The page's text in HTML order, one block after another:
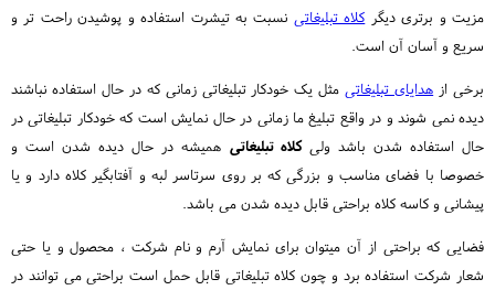
مزیت و برتری دیگر کلاه تبلیغاتی نسبت به تیشرت استفاده و پوشیدن راحت تر و
سریع و آسان آن است.
برخی از هدایای تبلیغاتیمثل یک خودکار تبلیغاتی زمانی که در حال استفاده نباشند
دیده نمی شوند و در واقع تبلیغ ما زمانی در حال نمایش است که خودکار تبلیغاتی در
حال استفاده شدن باشد ولیکلاه تبلیغاتی همیشه در حال دیده شدن است و
خصوصا با فضای مناسب و بزرگی که بر روی سرتاسر لبه و آفتابگیر کلاه دارد و یا
پیشانی و کاسه کلاه براحتی قابل دیده شدن می باشد.
فضایی که براحتی از آن میتوان برای نمایش آرم و نام شرکت ، محصول و یا حتی
شعار شرکت استفاده برد و چون کلاه تبلیغاتی قابل حمل است براحتی می توانند در